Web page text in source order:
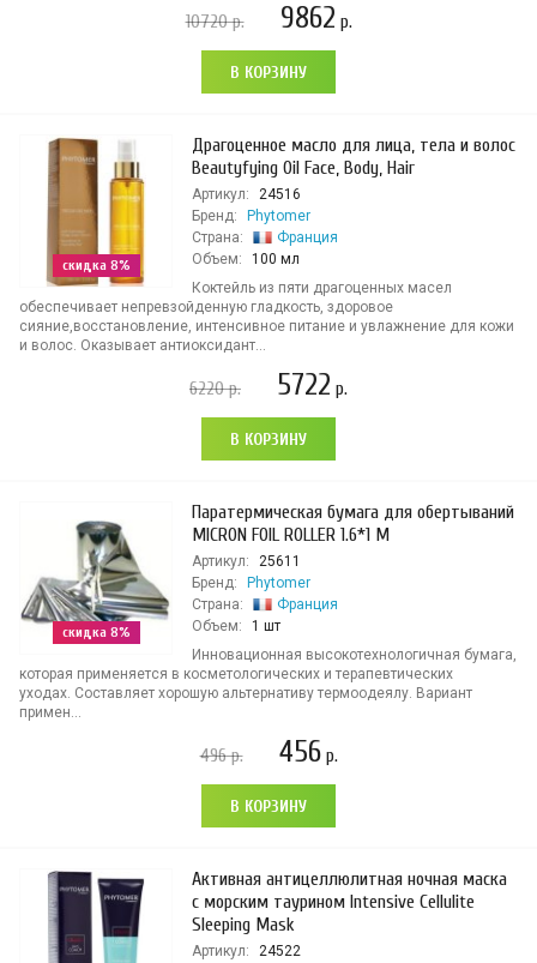
10720р. 9862 р.
В КОРЗИНУ
скидка 8%
Драгоценное масло для лица, тела и волос
Beautyfying Oil Face, Body, Hair
Артикул:
24516
Бренд:
Phytomer
Страна:
Франция
Объем:
100 мл
Коктейль из пяти драгоценных масел
обеспечивает непревзойденную гладкость, здоровое
сияние,восстановление, интенсивное питание и увлажнение для кожи
и волос. Оказывает антиоксидант...
6220р. 5722 р.
В КОРЗИНУ
скидка 8%
Паратермическая бумага для обертываний
MICRON FOIL ROLLER 1.6*1 M
Артикул:
25611
Бренд:
Phytomer
Страна:
Франция
Объем:
1 шт
Инновационная высокотехнологичная бумага,
которая применяется в косметологических и терапевтических
уходах. Составляет хорошую альтернативу термоодеялу. Вариант
примен...
496р. 456р.
В КОРЗИНУ
Активная антицеллюлитная ночная маска
с морским таурином Intensive Cellulite
Sleeping Mask
Артикул:
24522